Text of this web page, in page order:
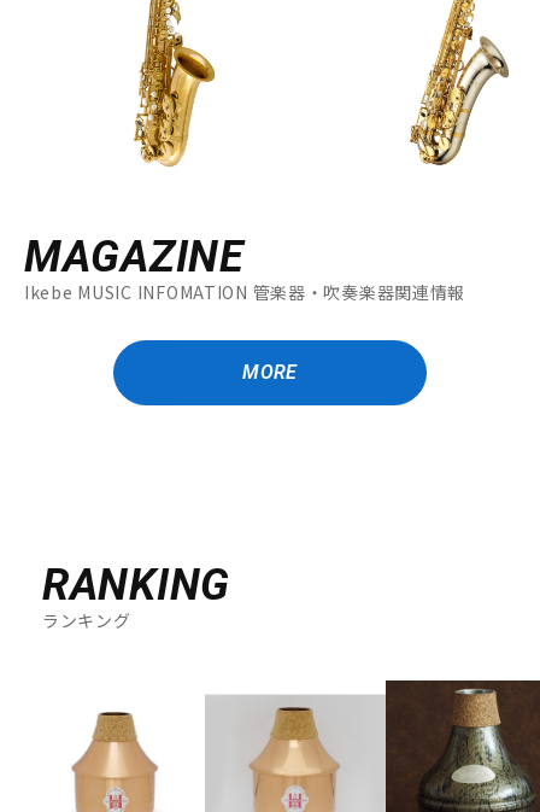
MAGAZINE
Ikebe MUSIC INFOMATION 管楽器・吹奏楽器関連情報
MORE
RANKING
ランキング